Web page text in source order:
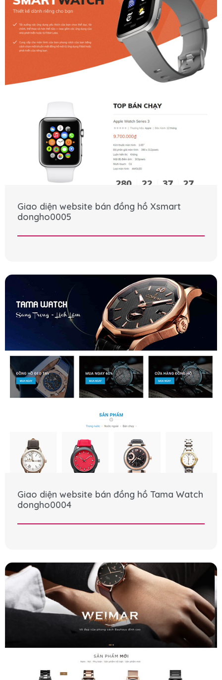
Giao diện website bán đồng hồ Xsmart
dongho0005
Giao diện website bán đồng hồ Tama Watch
dongho0004